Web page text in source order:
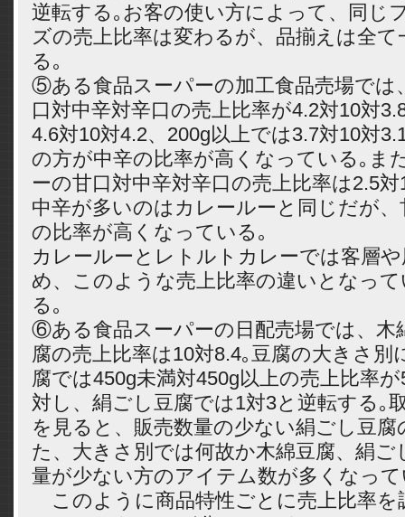
逆転する｡お客の使い方によって、同じ
ズの売上比率は変わるが、品揃えは全
る｡
⑤ある食品スーパーの加工食品売場では
口対中辛対辛口の売上比率が4.2対10対
4.6対10対4.2、200g以上では3.7対10対
の方が中辛の比率が高くなっている｡ま
ーの甘口対中辛対辛口の売上比率は2.5
中辛が多いのはカレールーと同じだが
の比率が高くなっている｡
カレールーとレトルトカレーでは客層
め、このような売上比率の違いとなっ
る｡
⑥ある食品スーパーの日配売場では、木
腐の売上比率は10対8.4｡豆腐の大きさ別
腐では450g未満対450g以上の売上比率
対し、絹ごし豆腐では1対3と逆転する｡
を見ると、販売数量の少ない絹ごし豆腐
た、大きさ別では何故か木綿豆腐、絹ご
量が少ない方のアイテム数が多くなっ
このように商品特性ごとに売上比率を